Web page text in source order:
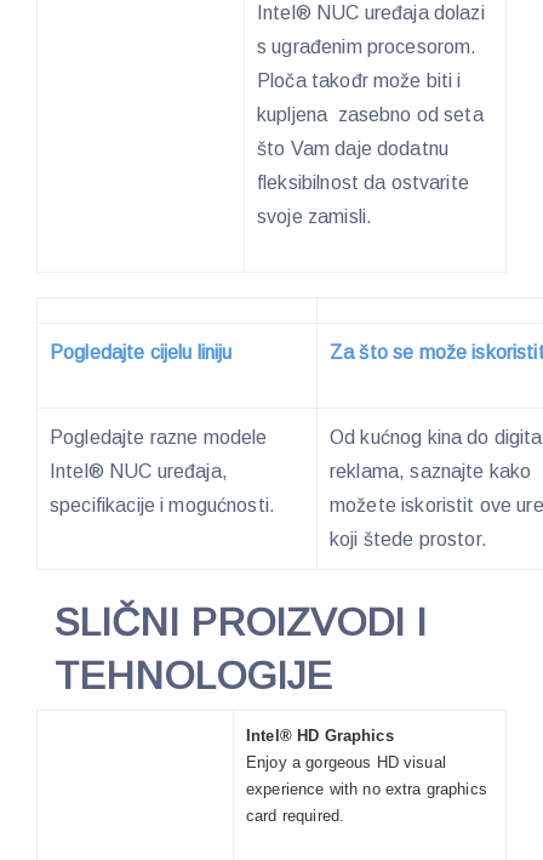
Intel® NUC uređaja dolazi
s ugrađenim procesorom.
Ploča takođr može biti i
kupljena zasebno od seta
što Vam daje dodatnu
fleksibilnost da ostvarite
svoje zamisli.
Pogledajte cijelu liniju Za što se može
Pogledajte razne modele
Intel® NUC uređaja,
specifikacije i mogućnosti.
Od kućnog kina do
reklama, saznajte kako
možete iskoristit ove
koji štede prostor.
SLIČNI PROIZVODI I
TEHNOLOGIJE
Intel® HD Graphics
Enjoy a gorgeous HD visual
experience with no extra graphics
card required.